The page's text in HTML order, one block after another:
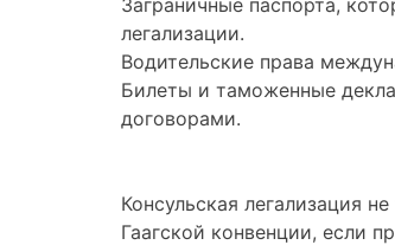
легализации.
Водительские права
Билеты и таможенные
договорами.
Консульская легализация
Гаагской конвенции, если